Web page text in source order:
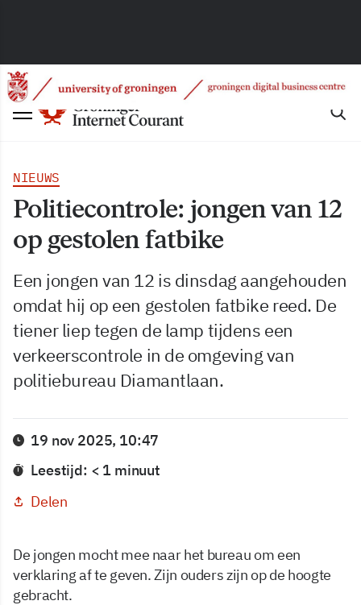
NIEUWS
Politiecontrole: jongen van 12
op gestolen fatbike
Een jongen van 12 is dinsdag aangehouden
omdat hij op een gestolen fatbike reed. De
tiener liep tegen de lamp tijdens een
verkeerscontrole in de omgeving van
politiebureau Diamantlaan.
19 nov 2025, 10:47
Leestijd: < 1 minuut
Delen
De jongen mocht mee naar het bureau om een
verklaring af te geven. Zijn ouders zijn op de hoogte
gebracht.